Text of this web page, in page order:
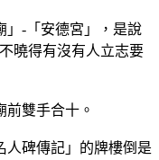
」-「安德宮」，是說
曉得有沒有人立志要
雙手合十。
人碑傳記」的牌樓倒是